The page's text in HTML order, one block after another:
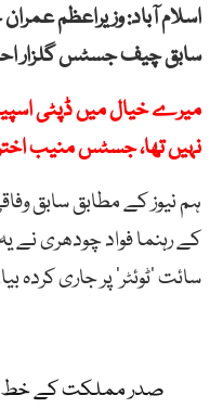
اسلام آباد: وزیراعظم
سابق چیف جسٹس گلزار
میرے خیال میں ڈپٹی
نہیں تھا، جسٹس منیب
ہم نیوز کے مطابق سابق
کے رہنما فواد چودھری
سائت ’ٹوئٹر‘ پر جاری کردہ
صدر مملکت کے خط